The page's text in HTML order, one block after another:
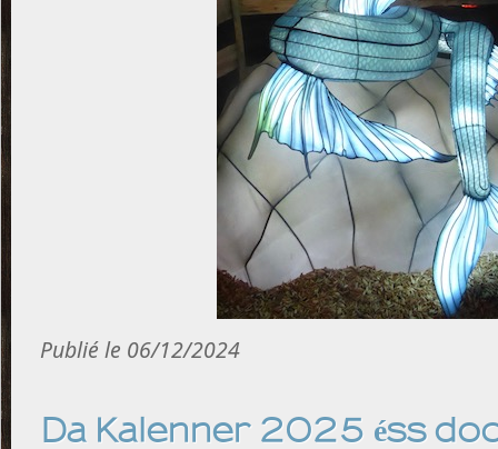
Publié le 06/12/2024
Da Kalenner 2025 éss